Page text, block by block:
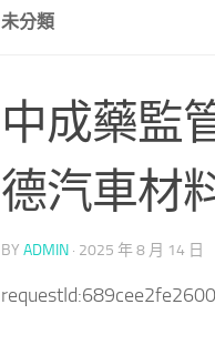
未分類
中成藥監
德汽車材
BY ADMIN · 2025 年 8 月 14 日